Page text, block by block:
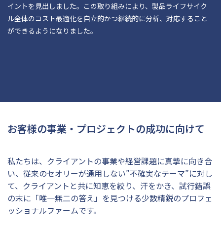
イントを見出しました。この取り組みにより、製品ライフサイク
ル全体のコスト最適化を自立的かつ継続的に分析、対応すること
ができるようになりました。
お客様の事業・プロジェクトの成功に向けて
私たちは、クライアントの事業や経営課題に真摯に向き合
い、従来のセオリーが通用しない”不確実なテーマ”に対し
て、クライアントと共に知恵を絞り、汗をかき、試行錯誤
の末に「唯一無二の答え」を見つける少数精鋭のプロフェ
ッショナルファームです。